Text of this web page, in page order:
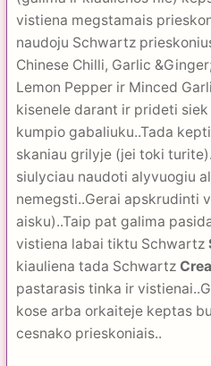
vistiena megstamais
naudoju Schwartz
Chinese Chilli, Garlic
Lemon Pepper ir Minced
kisenele darant ir prideti
kumpio gabaliuku..Tada
skaniau grilyje (jei toki
siulyciau naudoti alyvuogiu
nemegsti..Gerai apskrudinti
aisku)..Taip pat galima
vistiena labai tiktu Schwartz
kiauliena tada Schwartz
pastarasis tinka ir
kose arba orkaiteje keptas
cesnako prieskoniais..